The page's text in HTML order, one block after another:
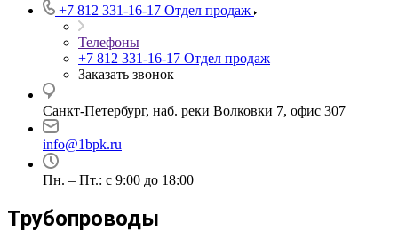
+7 812 331-16-17 Отдел продаж
Телефоны
+7 812 331-16-17 Отдел продаж
Заказать звонок
Санкт-Петербург, наб. реки Волковки 7, офис 307
info@1bpk.ru
Пн. – Пт.: с 9:00 до 18:00
Трубопроводы